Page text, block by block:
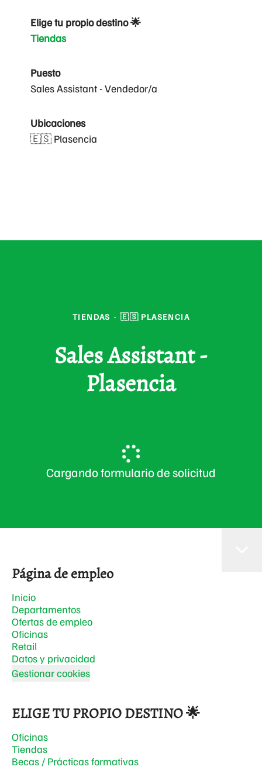
Elige tu propio destino 🌟
Tiendas
Puesto
Sales Assistant - Vendedor/a
Ubicaciones
🇪🇸 Plasencia
TIENDAS · 🇪🇸 PLASENCIA
Sales Assistant -
Plasencia
Cargando formulario de solicitud
Página de empleo
Inicio
Departamentos
Ofertas de empleo
Oficinas
Retail
Datos y privacidad
Gestionar cookies
ELIGE TU PROPIO DESTINO 🌟
Oficinas
Tiendas
Becas / Prácticas formativas